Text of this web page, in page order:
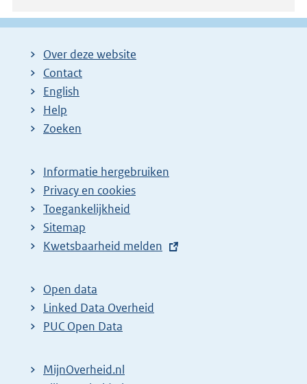
Over deze website
Contact
English
Help
Zoeken
Informatie hergebruiken
Privacy en cookies
Toegankelijkheid
Sitemap
E
t
e
r
l
Kwetsbaarheid melden
Open data
Linked Data Overheid
PUC Open Data
MijnOverheid.nl